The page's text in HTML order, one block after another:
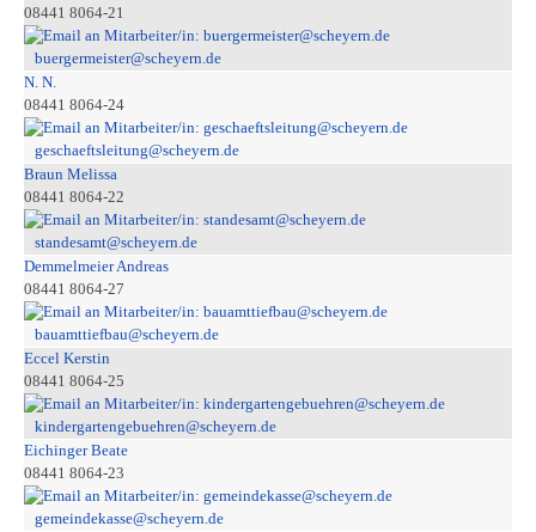
08441 8064-21
buergermeister@scheyern.de
N. N.
08441 8064-24
geschaeftsleitung@scheyern.de
Braun Melissa
08441 8064-22
standesamt@scheyern.de
Demmelmeier Andreas
08441 8064-27
bauamttiefbau@scheyern.de
Eccel Kerstin
08441 8064-25
kindergartengebuehren@scheyern.de
Eichinger Beate
08441 8064-23
gemeindekasse@scheyern.de